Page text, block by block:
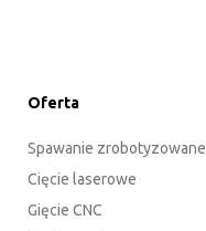
Oferta
Spawanie zrobotyzowane
Cięcie laserowe
Gięcie CNC